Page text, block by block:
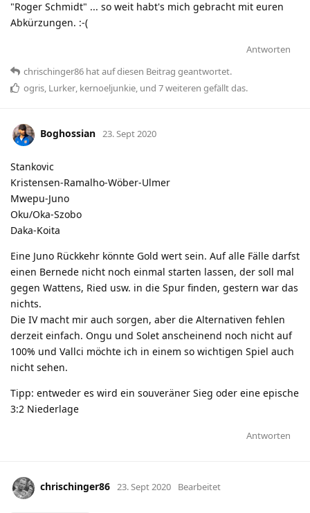
"Roger Schmidt" ... so weit habt's mich gebracht mit euren
Abkürzungen. :-(
Antworten
chrischinger86 hatauf diesen Beitrag geantwortet.
ogris Lurker kernoeljunkie , und 7weiteren gefällt das.
Boghossian 23. Sept 2020
Stankovic
Kristensen-Ramalho-Wöber-Ulmer
Mwepu-Juno
Oku/Oka-Szobo
Daka-Koita
Eine Juno Rückkehr könnte Gold wert sein. Auf alle Fälle darfst
einen Bernede nicht noch einmal starten lassen, der soll mal
gegen Wattens, Ried usw. in die Spur finden, gestern war das
nichts.
Die IV macht mir auch sorgen, aber die Alternativen fehlen
derzeit einfach. Ongu und Solet anscheinend noch nicht auf
100% und Vallci möchte ich in einem so wichtigen Spiel auch
nicht sehen.
Tipp: entweder es wird ein souveräner Sieg oder eine epische
3:2 Niederlage
Antworten
chrischinger86 23. Sept 2020 Bearbeitet